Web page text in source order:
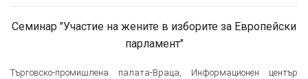
Семинар "Участие на жените в изборите за Европейски
парламент"
Търговско-промишлена палата-Враца, Информационен център